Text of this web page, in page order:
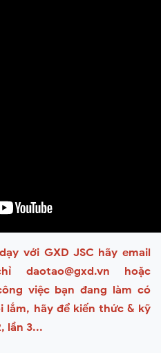
với GXD JSC hãy email
hoặc
việc bạn đang làm có
lắm, hãy để kiến thức & kỹ
lần 3...